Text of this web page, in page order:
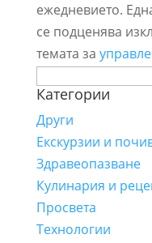
ежедневието.
се подценява
темата за
за:
Категории
Други
Екскурзии и
Здравеопазване
Кулинария и
Просвета
Технологии